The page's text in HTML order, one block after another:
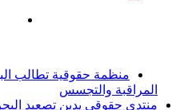
أخبار عاجلة منظمة حقوقية تطالب
المراقبة والتجسس
منتدى حقوقي يدين تصعيد